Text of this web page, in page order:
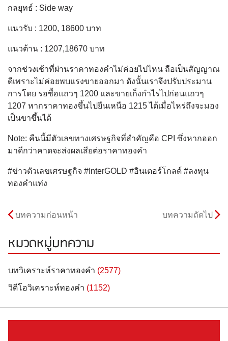
กลยุทธ์ : Side way
แนวรับ : 1200, 18600 บาท
แนวต้าน : 1207,18670 บาท
จากช่วงเช้าที่ผ่านราคาทองคำไม่ค่อยไปไหน ถือเป็นสัญญาณ
ดีเพราะไม่ค่อยพบแรงขายออกมา ดังนั้นเราจึงปรับประมาน
การโดย รอซื้อแถวๆ 1200 และขายเก็งกำไรไปก่อนแถวๆ
1207 หากราคาทองขึ้นไปยืนเหนือ 1215 ได้เมื่อไหร่ถึงจะมอง
เป็นขาขึ้นได้
Note: คืนนี้มีตัวเลขทางเศรษฐกิจที่สำคัญคือ CPI ซึ่งหากออก
มาดีกว่าคาดจะส่งผลเสียต่อราคาทองคำ
#ข่าวตัวเลขเศรษฐกิจ #InterGOLD #อินเตอร์โกลด์ #ลงทุน
ทองคำแท่ง
บทความก่อนหน้า บทความถัดไป
หมวดหมู่บทความ
บทวิเคราะห์ราคาทองคำ (2577)
วิดีโอวิเคราะห์ทองคำ (1152)